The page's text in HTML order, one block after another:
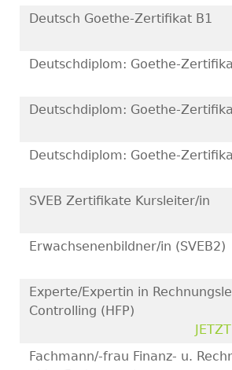
Deutsch Goethe-Zertifikat B1
Deutschdiplom: Goethe-
Deutschdiplom: Goethe-
Deutschdiplom: Goethe-
SVEB Zertifikate Kursleiter/in
Erwachsenenbildner/in (SVEB2)
Experte/Expertin in
Controlling (HFP)
Fachmann/-frau Finanz- u.